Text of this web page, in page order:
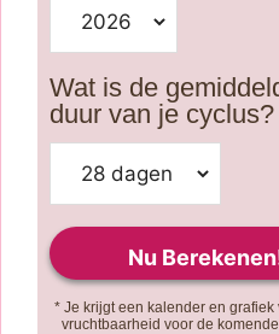
Wat is de
duur van je cyclus?
* Je krijgt een kalender en grafiek
vruchtbaarheid voor de